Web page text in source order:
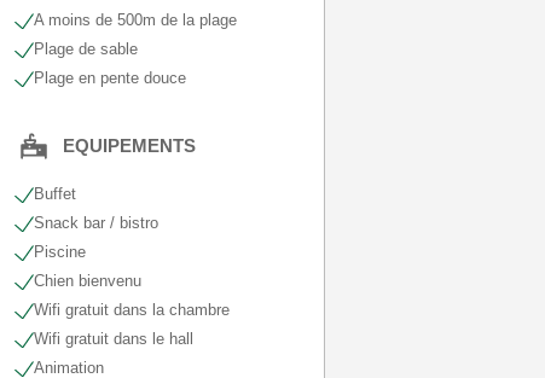
A moins de 500m de la plage
Plage de sable
Plage en pente douce
EQUIPEMENTS
Buffet
Snack bar / bistro
Piscine
Chien bienvenu
Wifi gratuit dans la chambre
Wifi gratuit dans le hall
Animation